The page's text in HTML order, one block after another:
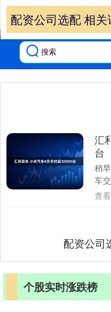
配资公司选配 相关
汇
台
稍
车
查看
配资公司
个股实时涨跌榜